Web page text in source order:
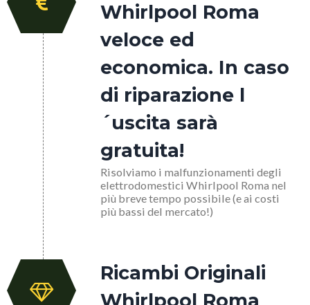
Whirlpool Roma
veloce ed
economica. In caso
di riparazione l
´uscita sarà
gratuita!
Risolviamo i malfunzionamenti degli
elettrodomestici Whirlpool Roma nel
più breve tempo possibile (e ai costi
più bassi del mercato!)
Ricambi Originali